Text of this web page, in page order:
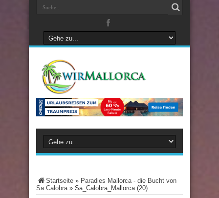
Startseite » Paradies Mallorca - die Bucht von
Sa Calobra» Sa_Calobra_Mallorca (20)